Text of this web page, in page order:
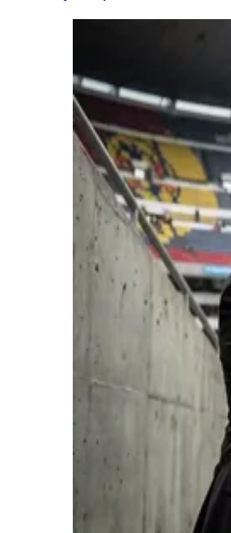
PUBLICIDAD